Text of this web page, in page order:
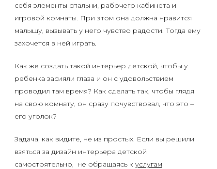
себя элементы спальни, рабочего кабинета и
игровой комнаты. При этом она должна нравится
малышу, вызывать у него чувство радости. Тогда ему
захочется в ней играть.
Как же создать такой интерьер детской, чтобы у
ребенка засияли глаза и он с удовольствием
проводил там время? Как сделать так, чтобы глядя
на свою комнату, он сразу почувствовал, что это –
его уголок?
Задача, как видите, не из простых. Если вы решили
взяться за дизайн интерьера детской
самостоятельно, не обращаясь к услугам